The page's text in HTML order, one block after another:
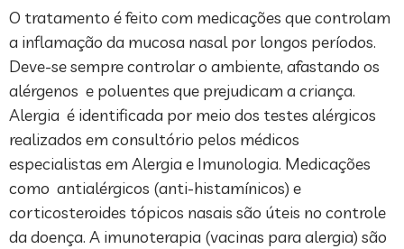
O tratamento é feito com medicações que controlam
a inflamação da mucosa nasal por longos períodos.
Deve-se sempre controlar o ambiente, afastando os
alérgenos e poluentes que prejudicam a criança.
Alergia é identificada por meio dos testes alérgicos
realizados em consultório pelos médicos
especialistas em Alergia e Imunologia. Medicações
como antialérgicos (anti-histamínicos) e
corticosteroides tópicos nasais são úteis no controle
da doença. A imunoterapia (vacinas para alergia) são